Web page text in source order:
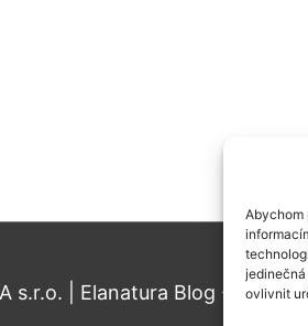
Abychom
ovlivnit
s.r.o. | Elanatura Blog - Typy